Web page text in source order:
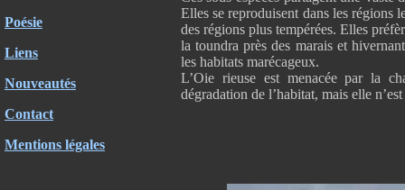
Poésie
Liens
Nouveautés
Contact
Mentions légales
Elles se reproduisent dans les régions
des régions plus tempérées. Elles
la toundra près des marais et
les habitats marécageux.
L’Oie rieuse est menacée par la
dégradation de l’habitat, mais elle